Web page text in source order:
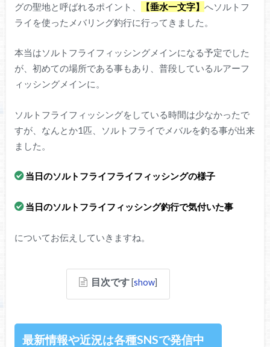
グの聖地と呼ばれるポイント、
【垂水一文字】 へソルトフ
ライを使ったメバリング釣行に行ってきました。
本当はソルトフライフィッシングメインになる予定でした
が、初めての場所である事もあり、普段しているルアーフ
ィッシングメインに。
ソルトフライフィッシングをしている時間は少なかったで
すが、なんとか1匹、ソルトフライでメバルを釣る事が出来
ました。
当日のソルトフライフライフィッシングの様子
当日のソルトフライフィッシング釣行で気付いた事
についてお伝えしていきますね。
目次です [show]
最新情報や近況は各種SNSで発信中